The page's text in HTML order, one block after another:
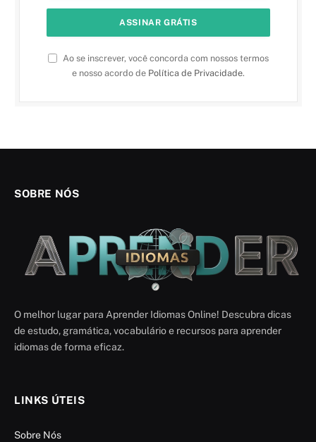
Ao se inscrever, você concorda com nossos termos
e nosso acordo de Política de Privacidade.
SOBRE NÓS
O melhor lugar para Aprender Idiomas Online! Descubra dicas
de estudo, gramática, vocabulário e recursos para aprender
idiomas de forma eficaz.
LINKS ÚTEIS
Sobre Nós